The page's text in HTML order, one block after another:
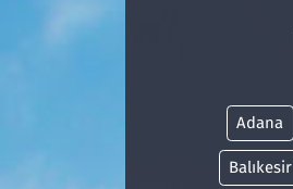
Adana
Balıkesir